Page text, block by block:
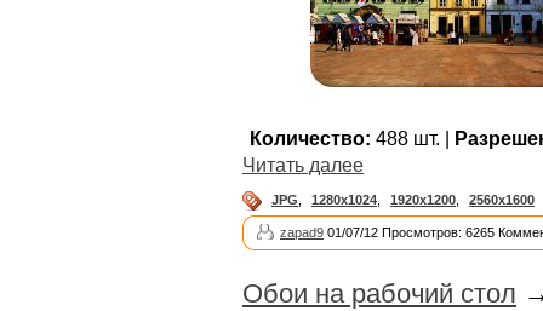
Количество: 488 шт. |
Читать далее
JPG 1280x1024 1920x1200 2560x1600
zapad9 01/07/12 Просмотров: 6265
Обои на рабочий стол